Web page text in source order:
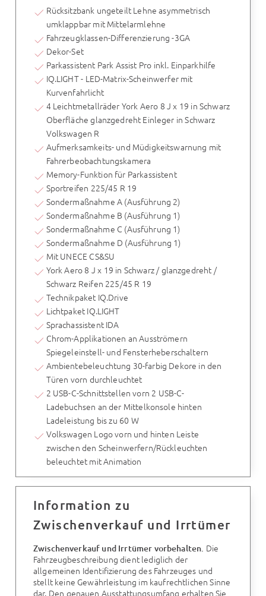
Rücksitzbank ungeteilt Lehne asymmetrisch
umklappbar mit Mittelarmlehne
Fahrzeugklassen-Differenzierung -3GA
Dekor-Set
Parkassistent Park Assist Pro inkl. Einparkhilfe
IQ.LIGHT - LED-Matrix-Scheinwerfer mit
Kurvenfahrlicht
4 Leichtmetallräder York Aero 8 J x 19 in Schwarz
Oberfläche glanzgedreht Einleger in Schwarz
Volkswagen R
Aufmerksamkeits- und Müdigkeitswarnung mit
Fahrerbeobachtungskamera
Memory-Funktion für Parkassistent
Sportreifen 225/45 R 19
Sondermaßnahme A (Ausführung 2)
Sondermaßnahme B (Ausführung 1)
Sondermaßnahme C (Ausführung 1)
Sondermaßnahme D (Ausführung 1)
Mit UNECE CS&SU
York Aero 8 J x 19 in Schwarz / glanzgedreht /
Schwarz Reifen 225/45 R 19
Technikpaket IQ.Drive
Lichtpaket IQ.LIGHT
Sprachassistent IDA
Chrom-Applikationen an Ausströmern
Spiegeleinstell- und Fensterheberschaltern
Ambientebeleuchtung 30-farbig Dekore in den
Türen vorn durchleuchtet
2 USB-C-Schnittstellen vorn 2 USB-C-
Ladebuchsen an der Mittelkonsole hinten
Ladeleistung bis zu 60 W
Volkswagen Logo vorn und hinten Leiste
zwischen den Scheinwerfern/Rückleuchten
beleuchtet mit Animation
Information zu
Zwischenverkauf und Irrtümer
Zwischenverkauf und Irrtümer vorbehalten. Die
Fahrzeugbeschreibung dient lediglich der
allgemeinen Identifizierung des Fahrzeuges und
stellt keine Gewährleistung im kaufrechtlichen Sinne
dar. Den genauen Ausstattungsumfang erhalten Sie